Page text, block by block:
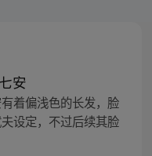
安
着偏浅色的长发，脸
设定，不过后续其脸